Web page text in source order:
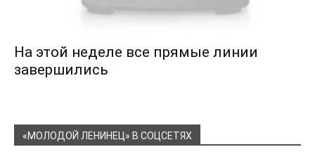
На этой неделе все прямые линии
завершились
«МОЛОДОЙ ЛЕНИНЕЦ» В СОЦСЕТЯХ